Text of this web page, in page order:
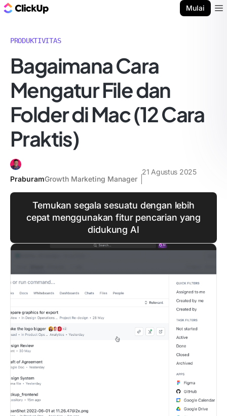
Mulai
PRODUKTIVITAS
Bagaimana Cara
Mengatur File dan
Folder di Mac (12 Cara
Praktis)
PraburamGrowth Marketing Manager
21 Agustus 2025
Temukan segala sesuatu dengan lebih
cepat menggunakan fitur pencarian yang
didukung AI